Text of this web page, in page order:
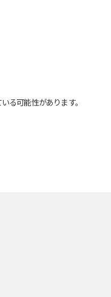
る可能性があります。